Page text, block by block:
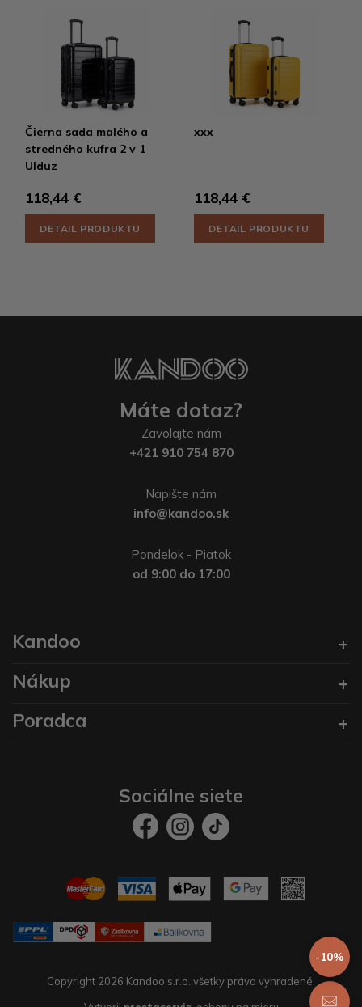
Čierna sada malého a
stredného kufra 2 v 1
Ulduz
118,44 €
DETAIL PRODUKTU
xxx
118,44 €
DETAIL PRODUKTU
-10%
Máte dotaz?
Zavolajte nám
+421 910 754 870
Napište nám
info@kandoo.sk
Pondelok - Piatok
od 9:00 do 17:00
Kandoo
Nákup
Poradca
Sociálne siete
Copyright 2026 Kandoo s.r.o. všetky práva vyhradené.